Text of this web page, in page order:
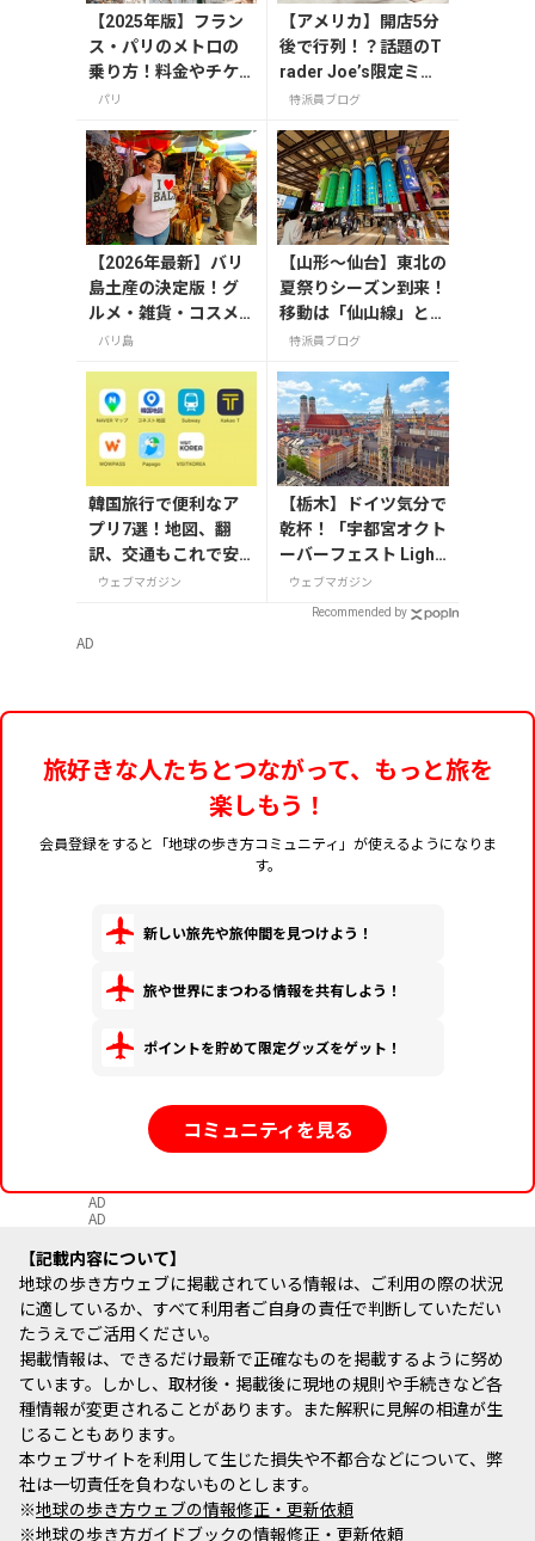
【2025年版】フラン
ス・パリのメトロの
乗り方！料金やチケ
ットの種類、注意点
パリ
【アメリカ】開店5分
後で行列！？話題のT
rader Joe’s限定ミニ
トート発売日レポ
特派員ブログ
【2026年最新】バリ
島土産の決定版！グ
ルメ・雑貨・コスメ
のおすすめ20選
バリ島
【山形〜仙台】東北の
夏祭りシーズン到来！
移動は「仙山線」と
「高速バス」どっちが
特派員ブログ
韓国旅行で便利なア
プリ7選！地図、翻
訳、交通もこれで安
心ウェブマガジン
【栃木】ドイツ気分で
乾杯！「宇都宮オクト
ーバーフェスト Light
2026」が8月7日から
開催の画像一覧
ウェブマガジン
Recommended by
AD
旅好きな人たちとつながって、もっと旅を
楽しもう！
会員登録をすると「地球の歩き方コミュニティ」が使えるようになりま
す。
新しい旅先や旅仲間を見つけよう！
旅や世界にまつわる情報を共有しよう！
ポイントを貯めて限定グッズをゲット！
コミュニティを見る
AD
AD
記載内容について
地球の歩き方ウェブに掲載されている情報は、ご利用の際の状況
に適しているか、すべて利用者ご自身の責任で判断していただい
たうえでご活用ください。
掲載情報は、できるだけ最新で正確なものを掲載するように努め
ています。しかし、取材後・掲載後に現地の規則や手続きなど各
種情報が変更されることがあります。また解釈に見解の相違が生
じることもあります。
本ウェブサイトを利用して生じた損失や不都合などについて、弊
社は一切責任を負わないものとします。
※地球の歩き方ウェブの情報修正・更新依頼
※地球の歩き方ガイドブックの情報修正・更新依頼